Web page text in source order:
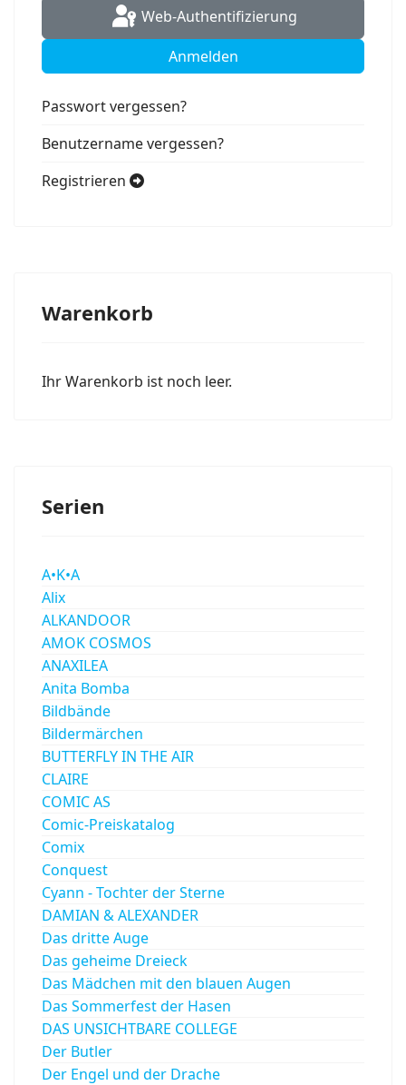
Web-Authentifizierung
Anmelden
Passwort vergessen?
Benutzername vergessen?
Registrieren
Warenkorb
Ihr Warenkorb ist noch leer.
Serien
A•K•A
Alix
ALKANDOOR
AMOK COSMOS
ANAXILEA
Anita Bomba
Bildbände
Bildermärchen
BUTTERFLY IN THE AIR
CLAIRE
COMIC AS
Comic-Preiskatalog
Comix
Conquest
Cyann - Tochter der Sterne
DAMIAN & ALEXANDER
Das dritte Auge
Das geheime Dreieck
Das Mädchen mit den blauen Augen
Das Sommerfest der Hasen
DAS UNSICHTBARE COLLEGE
Der Butler
Der Engel und der Drache